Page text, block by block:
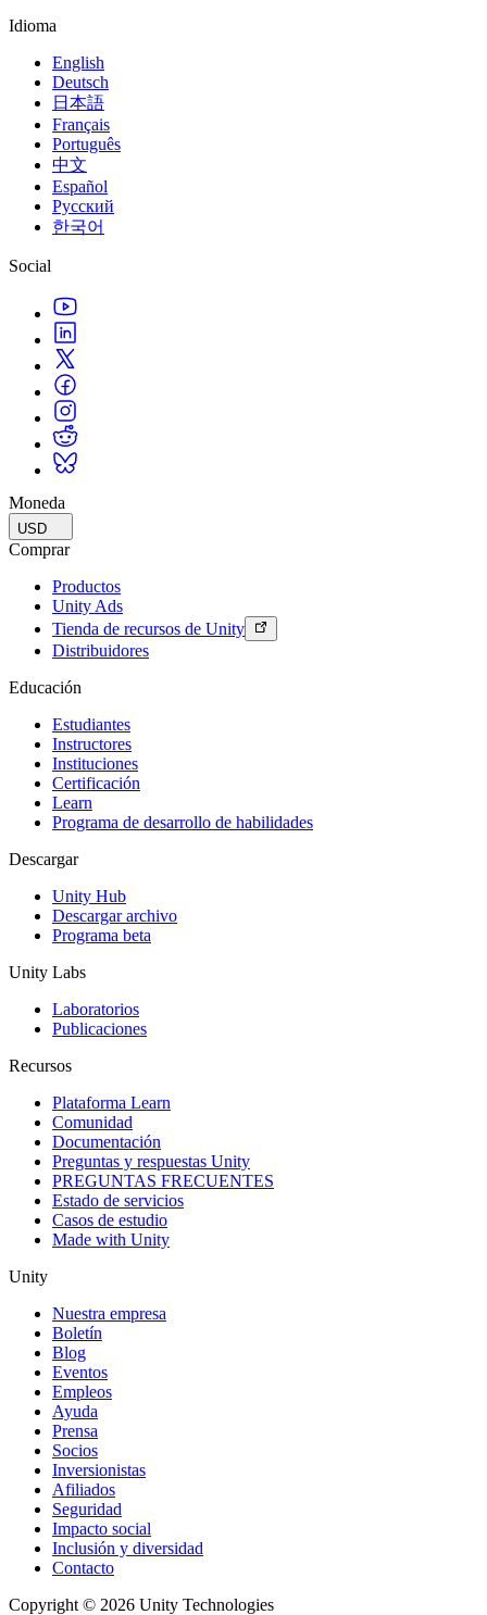
Idioma
English
Deutsch
日本語
Français
Português
中文
Español
Русский
한국어
Social
Moneda
USD
Comprar
Productos
Unity Ads
Tienda de recursos de Unity
Distribuidores
Educación
Estudiantes
Instructores
Instituciones
Certificación
Learn
Programa de desarrollo de habilidades
Descargar
Unity Hub
Descargar archivo
Programa beta
Unity Labs
Laboratorios
Publicaciones
Recursos
Plataforma Learn
Comunidad
Documentación
Preguntas y respuestas Unity
PREGUNTAS FRECUENTES
Estado de servicios
Casos de estudio
Made with Unity
Unity
Nuestra empresa
Boletín
Blog
Eventos
Empleos
Ayuda
Prensa
Socios
Inversionistas
Afiliados
Seguridad
Impacto social
Inclusión y diversidad
Contacto
Copyright © 2026 Unity Technologies